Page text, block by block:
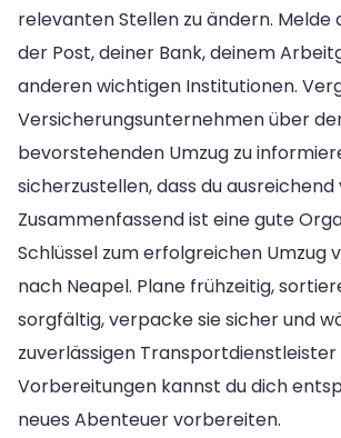
relevanten Stellen zu ändern. Melde
der Post, deiner Bank, deinem
anderen wichtigen Institutionen.
Versicherungsunternehmen über
bevorstehenden Umzug zu
sicherzustellen, dass du
Zusammenfassend ist eine gute
Schlüssel zum erfolgreichen Umzug
nach Neapel. Plane frühzeitig,
sorgfältig, verpacke sie sicher und
zuverlässigen Transportdienstleister
Vorbereitungen kannst du dich
neues Abenteuer vorbereiten.